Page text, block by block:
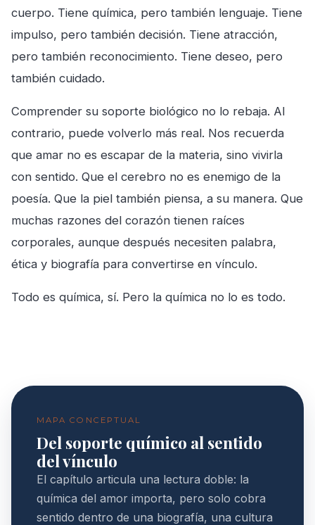
cuerpo. Tiene química, pero también lenguaje. Tiene
impulso, pero también decisión. Tiene atracción,
pero también reconocimiento. Tiene deseo, pero
también cuidado.
Comprender su soporte biológico no lo rebaja. Al
contrario, puede volverlo más real. Nos recuerda
que amar no es escapar de la materia, sino vivirla
con sentido. Que el cerebro no es enemigo de la
poesía. Que la piel también piensa, a su manera. Que
muchas razones del corazón tienen raíces
corporales, aunque después necesiten palabra,
ética y biografía para convertirse en vínculo.
Todo es química, sí. Pero la química no lo es todo.
MAPA CONCEPTUAL
Del soporte químico al sentido
del vínculo
El capítulo articula una lectura doble: la
química del amor importa, pero solo cobra
sentido dentro de una biografía, una cultura